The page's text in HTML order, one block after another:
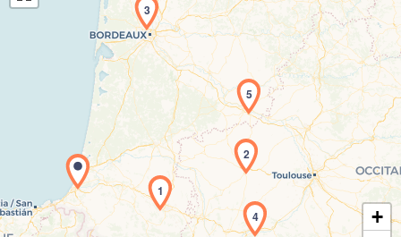
Chargement de la carte en cours...
1
2
3
4
5
+